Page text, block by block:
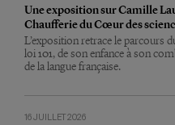
Une exposition sur Camille
Chaufferie du Cœur des
L’exposition retrace le parcours
loi 101, de son enfance à son
de la langue française.
16 JUILLET 2026